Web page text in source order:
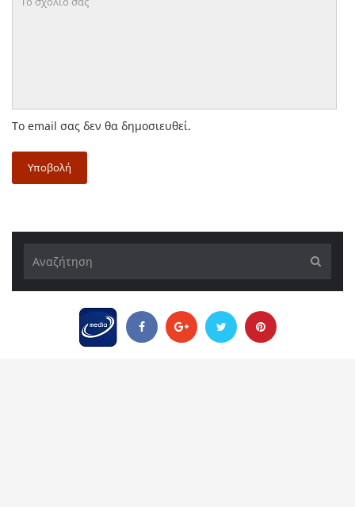
Το email σας δεν θα δημοσιευθεί.
Υποβολή